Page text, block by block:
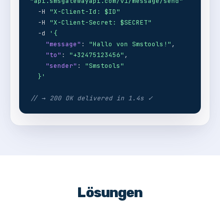
-H "X-Client-Id: $ID"
-H "X-Client-Secret: $SECRET"
-d
'{
"message" : "Hallo von Smstools!" ,
"to" : "+32475123456" ,
"sender" : "Smstools"
}'
// → 200 OK delivered in 1.4s ✓
Lösungen